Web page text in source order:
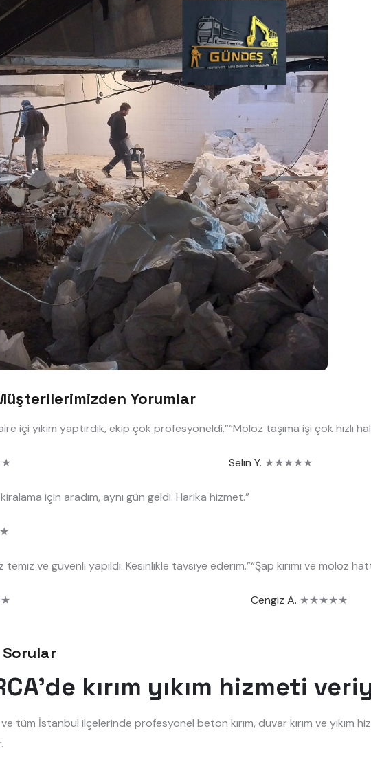
Müşterilerimizden Yorumlar
içi yıkım yaptırdık, ekip çok profesyoneldi.”“Moloz taşıma işi çok hızlı
Selin Y. ★★★★★
için aradım, aynı gün geldi. Harika hizmet.”
temiz ve güvenli yapıldı. Kesinlikle tavsiye ederim.”“Şap kırımı ve moloz
Cengiz A. ★★★★★
Sorular
kırım yıkım hizmeti
tüm İstanbul ilçelerinde profesyonel beton kırım, duvar kırım ve yıkım